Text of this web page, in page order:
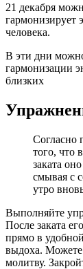
21 декабря
гармонизирует
человека.
В эти дни
гармонизации
близких
Согласно
того, что
заката
смывая с
утро
Выполняйте
После заката
прямо в
выдоха.
молитву.